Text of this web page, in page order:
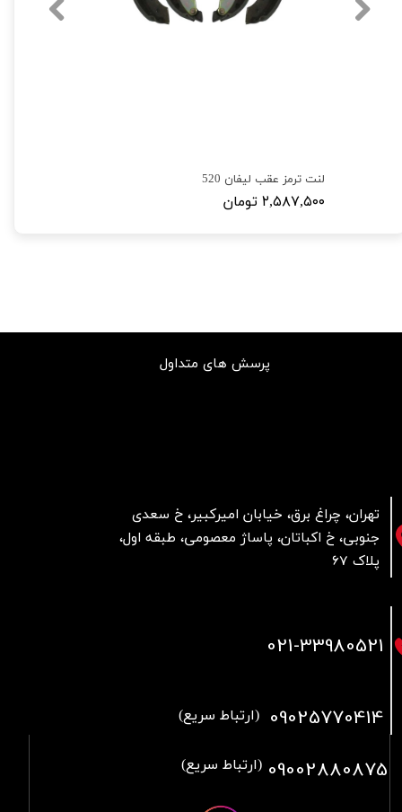
لنت ترمز عقب لیفان 520
۲,۵۸۷,۵۰۰ تومان
تهران، چراغ برق، خیابان امیرکبیر، خ سعدی
جنوبی، خ اکباتان، پاساژ معصومی، طبقه اول،
پلاک 67
پرسش های متداول
021-33980521
09025770414 (ارتباط سریع)
09002880875 (ارتباط سریع)